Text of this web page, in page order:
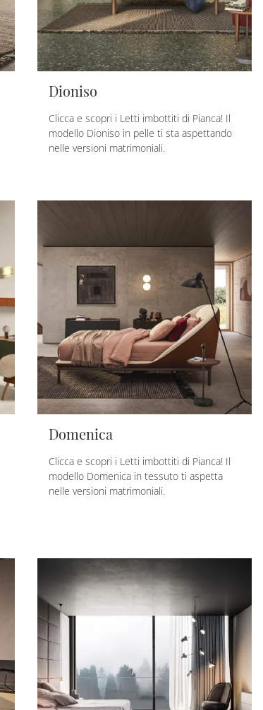
Dioniso
Clicca e scopri i Letti imbottiti di Pianca! Il
modello Dioniso in pelle ti sta aspettando
nelle versioni matrimoniali.
Domenica
Clicca e scopri i Letti imbottiti di Pianca! Il
modello Domenica in tessuto ti aspetta
nelle versioni matrimoniali.